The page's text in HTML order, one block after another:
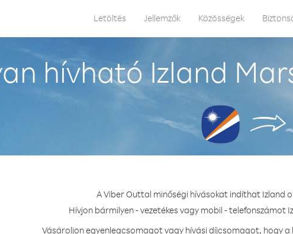
Letöltés Jellemzők Közösségek
hívható Izland
A Viber Outtal minőségi hívásokat indíthat Izland
Hívjon bármilyen - vezetékes vagy mobil - telefonszámot
Vásároljon egyenlegcsomagot vagy hívási díjcsomagot, hogy